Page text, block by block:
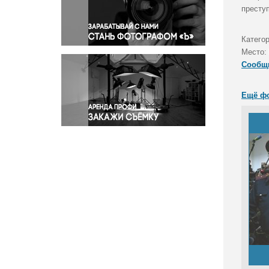
Правосудие
Происшествия и конфликты
Религия
Светская жизнь
Спорт
Экология
Экономика и бизнес
Место:
Ещё